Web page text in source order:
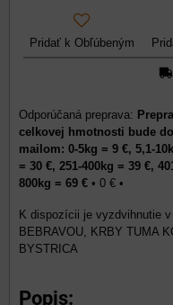
Pridať k Obľúbeným
celkovej hmotnosti bude
mailom: 0-5kg = 9 €, 5,1-
= 30 €, 251-400kg = 39 €,
800kg = 69 € • 0 € •
BEBRAVOU, KRBY TUMA
BYSTRICA
Popis: